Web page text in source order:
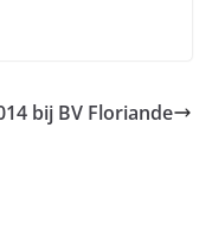
bij BV Floriande